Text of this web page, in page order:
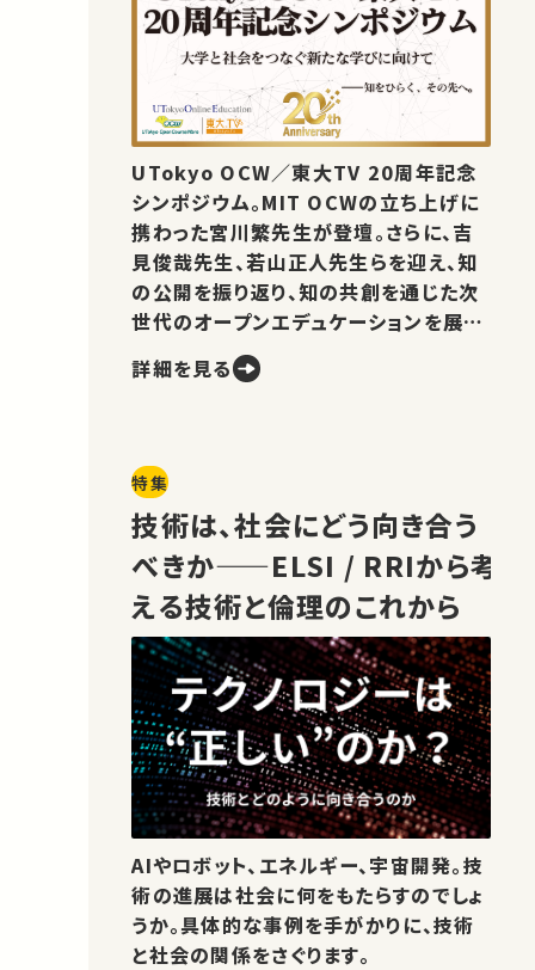
UTokyo OCW／東大TV 20周年記念
シンポジウム。MIT OCWの立ち上げに
携わった宮川繁先生が登壇。さらに、吉
見俊哉先生、若山正人先生らを迎え、知
の公開を振り返り、知の共創を通じた次
世代のオープンエデュケーションを展望
詳細を見る
特集
技術は、社会にどう向き合う
べきか——ELSI / RRIから考
える技術と倫理のこれから
AIやロボット、エネルギー、宇宙開発。技
術の進展は社会に何をもたらすのでしょ
うか。具体的な事例を手がかりに、技術
と社会の関係をさぐります。